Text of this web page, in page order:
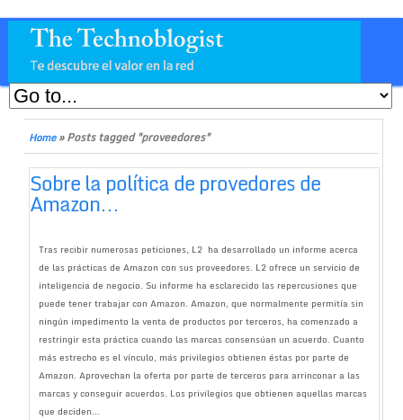
Home»Posts tagged "proveedores"
Sobre la política de provedores de
Amazon…
Tras recibir numerosas peticiones, L2 ha desarrollado un informe acerca
de las prácticas de Amazon con sus proveedores. L2 ofrece un servicio de
inteligencia de negocio. Su informe ha esclarecido las repercusiones que
puede tener trabajar con Amazon. Amazon, que normalmente permitía sin
ningún impedimento la venta de productos por terceros, ha comenzado a
restringir esta práctica cuando las marcas consensúan un acuerdo. Cuanto
más estrecho es el vínculo, más privilegios obtienen éstas por parte de
Amazon. Aprovechan la oferta por parte de terceros para arrinconar a las
marcas y conseguir acuerdos. Los privilegios que obtienen aquellas marcas
que deciden...